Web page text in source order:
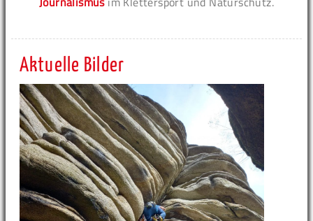
Aktuelle Bilder